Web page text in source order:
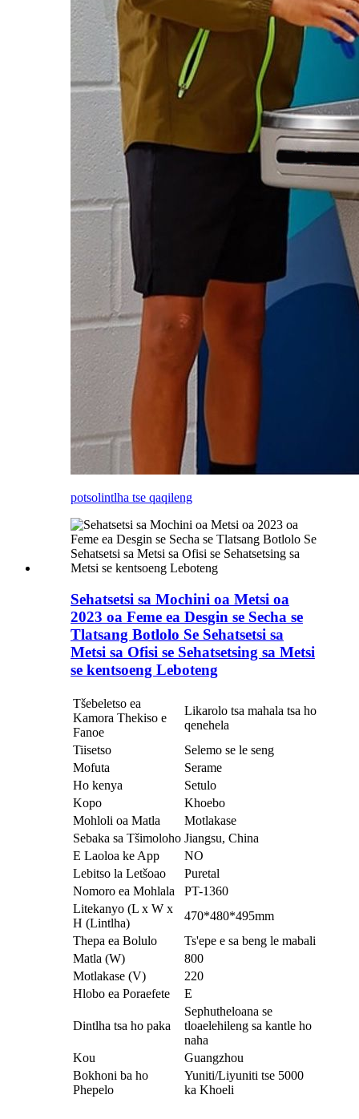
potsolintlha tse qaqileng
Sehatsetsi sa Mochini oa Metsi oa
2023 oa Feme ea Desgin se Secha se
Tlatsang Botlolo Se Sehatsetsi sa
Metsi sa Ofisi se Sehatsetsing sa Metsi
se kentsoeng Leboteng
Tšebeletso ea
Kamora Thekiso e
Fanoe
Likarolo tsa mahala tsa ho
qenehela
Tiisetso
Selemo se le seng
Mofuta
Serame
Ho kenya
Setulo
Kopo
Khoebo
Mohloli oa Matla
Motlakase
Sebaka sa Tšimoloho Jiangsu, China
E Laoloa ke App
NO
Lebitso la Letšoao
Puretal
Nomoro ea Mohlala
PT-1360
Litekanyo (L x W x
H (Lintlha)
470*480*495mm
Thepa ea Bolulo
Ts'epe e sa beng le mabali
Matla (W)
800
Motlakase (V)
220
Hlobo ea Poraefete
E
Dintlha tsa ho paka
Sephutheloana se
tloaelehileng sa kantle ho
naha
Kou
Guangzhou
Bokhoni ba ho
Phepelo
Yuniti/Liyuniti tse 5000
ka Khoeli